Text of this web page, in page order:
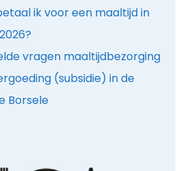
ik voor een maaltijd in
vragen maaltijdbezorging
(subsidie) in de
Borsele